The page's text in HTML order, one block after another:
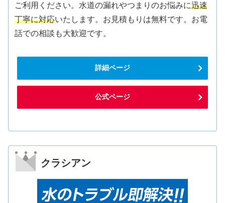
ご利用ください。水道の漏れやつまりのお悩みに迅速
丁寧に対応いたします。お見積もりは無料です。お電
話での相談も大歓迎です。
詳細ページ
公式ページ
クラシアン